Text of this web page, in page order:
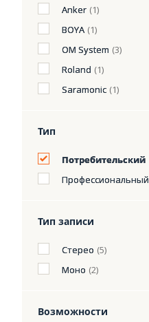
Anker (1)
BOYA (1)
OM System (3)
Roland (1)
Saramonic (1)
Тип
Потребительский
Профессиональный
Тип записи
Стерео (5)
Моно (2)
Возможности